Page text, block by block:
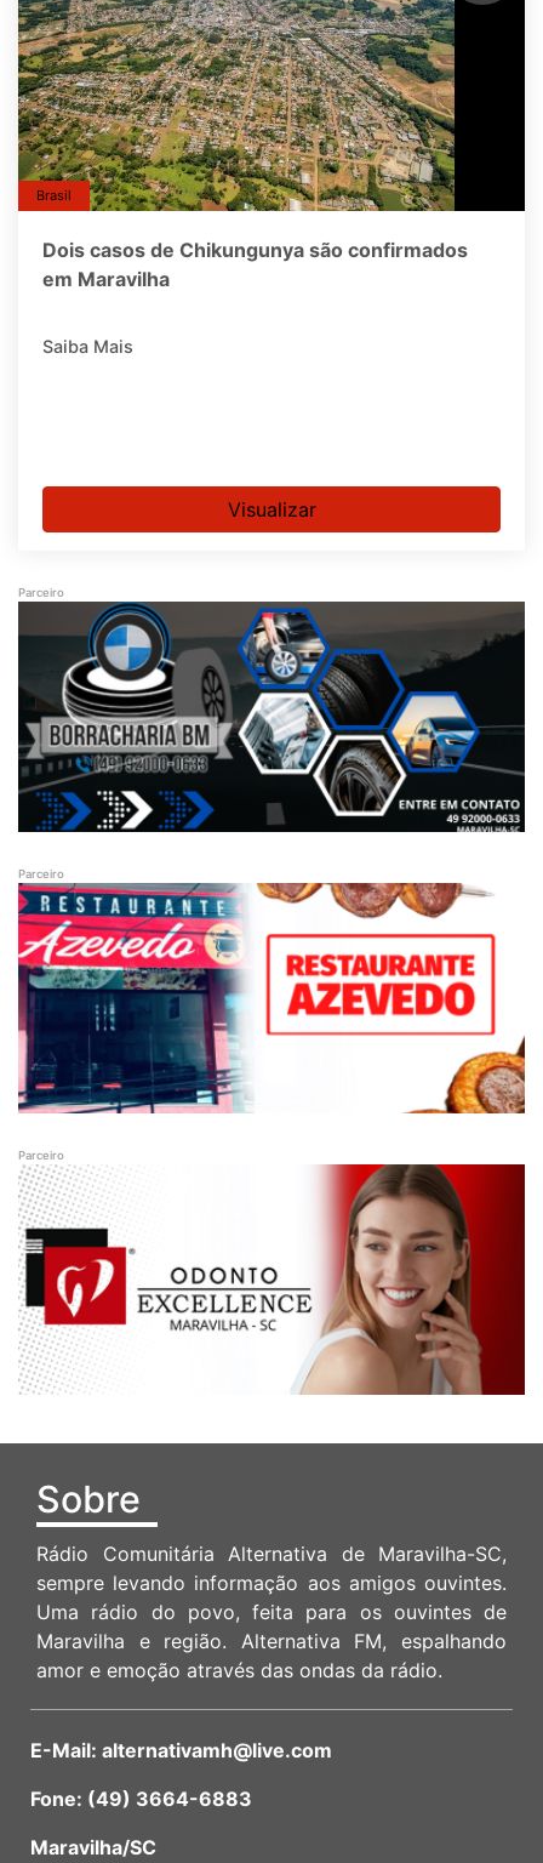
Brasil
Dois casos de Chikungunya são confirmados
em Maravilha
Saiba Mais
Visualizar
Parceiro
Parceiro
Parceiro
Sobre
Rádio Comunitária Alternativa de Maravilha-SC,
sempre levando informação aos amigos ouvintes.
Uma rádio do povo, feita para os ouvintes de
Maravilha e região. Alternativa FM, espalhando
amor e emoção através das ondas da rádio.
E-Mail: alternativamh@live.com
Fone: (49) 3664-6883
Maravilha/SC